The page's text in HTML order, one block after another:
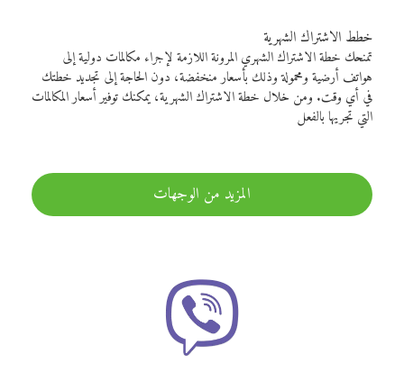
خطط الاشتراك الشهرية
تمنحك خطة الاشتراك الشهري المرونة اللازمة لإجراء مكالمات دولية إلى
هواتف أرضية ومحمولة وذلك بأسعار منخفضة، دون الحاجة إلى تجديد خطتك
في أي وقت. ومن خلال خطة الاشتراك الشهرية، يمكنك توفير أسعار المكالمات
التي تجريها بالفعل
المزيد من الوجهات